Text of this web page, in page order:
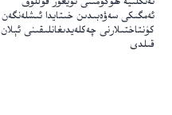
ئەمگىكى سەۋەبىدىن خىتايدا ئىشلەنگەن
كۈنتاختىلارنى چەكلەيدىغانلىقىنى ئېلان
قىلدى